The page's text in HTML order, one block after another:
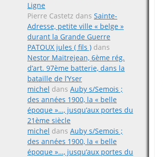
Ligne
Pierre Castetz dans Sainte-
Adresse, petite ville « belge »
durant la Grande Guerre
PATOUX jules ( fils ) dans
Nestor Maitrejean, 6ème rég.
d’art. 97ème batterie, dans la
bataille de l’Yser
michel dans Auby s/Semois ;
des années 1900, la « belle
époque »…, jusqu’aux portes du
21ème siècle
michel dans Auby s/Semois ;
des années 1900, la « belle
époque »…, jusqu’aux portes du